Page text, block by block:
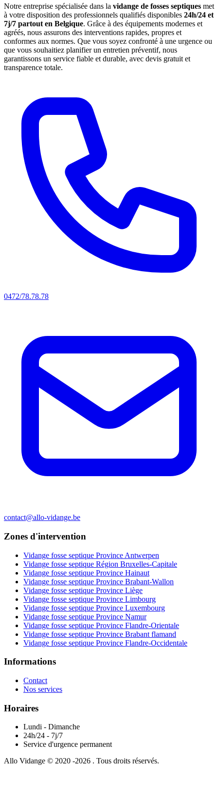
Notre entreprise spécialisée dans la vidange de fosses septiques met
à votre disposition des professionnels qualifiés disponibles 24h/24 et
7j/7 partout en Belgique. Grâce à des équipements modernes et
agréés, nous assurons des interventions rapides, propres et
conformes aux normes. Que vous soyez confronté à une urgence ou
que vous souhaitiez planifier un entretien préventif, nous
garantissons un service fiable et durable, avec devis gratuit et
transparence totale.
0472/78.78.78
contact@allo-vidange.be
Zones d'intervention
Vidange fosse septique Province Antwerpen
Vidange fosse septique Région Bruxelles-Capitale
Vidange fosse septique Province Hainaut
Vidange fosse septique Province Brabant-Wallon
Vidange fosse septique Province Liège
Vidange fosse septique Province Limbourg
Vidange fosse septique Province Luxembourg
Vidange fosse septique Province Namur
Vidange fosse septique Province Flandre-Orientale
Vidange fosse septique Province Brabant flamand
Vidange fosse septique Province Flandre-Occidentale
Informations
Contact
Nos services
Horaires
Lundi - Dimanche
24h/24 - 7j/7
Service d'urgence permanent
Allo Vidange © 2020 -2026 . Tous droits réservés.